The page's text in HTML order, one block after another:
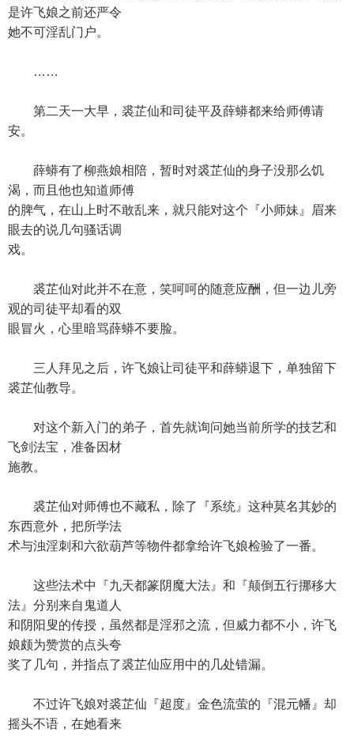
是许飞娘之前还严令
她不可淫乱门户。
……
第二天一大早，裘芷仙和司徒平及薛蟒都来给师傅请
安。
薛蟒有了柳燕娘相陪，暂时对裘芷仙的身子没那么饥
渴，而且他也知道师傅
的脾气，在山上时不敢乱来，就只能对这个『小师妹』眉来
眼去的说几句骚话调
戏。
裘芷仙对此并不在意，笑呵呵的随意应酬，但一边儿旁
观的司徒平却看的双
眼冒火，心里暗骂薛蟒不要脸。
三人拜见之后，许飞娘让司徒平和薛蟒退下，单独留下
裘芷仙教导。
对这个新入门的弟子，首先就询问她当前所学的技艺和
飞剑法宝，准备因材
施教。
裘芷仙对师傅也不藏私，除了『系统』这种莫名其妙的
东西意外，把所学法
术与浊淫刺和六欲葫芦等物件都拿给许飞娘检验了一番。
这些法术中『九天都篆阴魔大法』和『颠倒五行挪移大
法』分别来自鬼道人
和阴阳叟的传授，虽然都是淫邪之流，但威力都不小，许飞
娘颇为赞赏的点头夸
奖了几句，并指点了裘芷仙应用中的几处错漏。
不过许飞娘对裘芷仙『超度』金色流萤的『混元幡』却
摇头不语，在她看来